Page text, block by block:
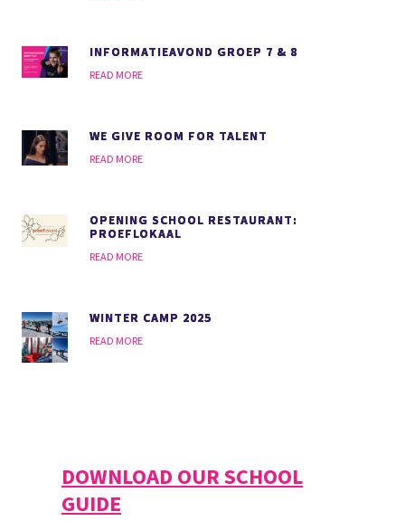
INFORMATIEAVOND GROEP 7 & 8
READ MORE
WE GIVE ROOM FOR TALENT
READ MORE
OPENING SCHOOL RESTAURANT:
PROEFLOKAAL
READ MORE
WINTER CAMP 2025
READ MORE
DOWNLOAD OUR SCHOOL
GUIDE